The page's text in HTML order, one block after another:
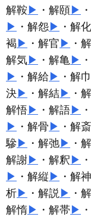
解鞍 ▶ ・解頤 ▶
▶ ・解怨 ▶ ・解化
褐 ▶ ・解官 ▶ ・
解気 ▶ ・解亀 ▶
▶ ・解給 ▶ ・解巾
決 ▶ ・解結 ▶ ・
解悟 ▶ ・解語 ▶
▶ ・解骨 ▶ ・解斎
驂 ▶ ・解弛 ▶ ・
解謝 ▶ ・解釈 ▶
▶ ・解縦 ▶ ・解神
析 ▶ ・解説 ▶ ・
解惰 ▶ ・解帯 ▶